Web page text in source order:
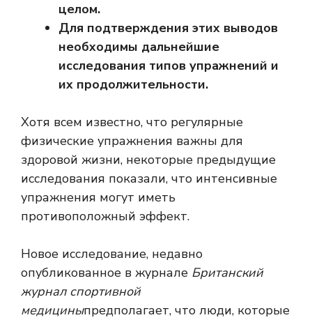
целом.
Для подтверждения этих выводов
необходимы дальнейшие
исследования типов упражнений и
их продолжительности.
Хотя всем известно, что регулярные
физические упражнения важны для
здоровой жизни, некоторые предыдущие
исследования показали, что интенсивные
упражнения могут иметь
противоположный эффект.
Новое исследование, недавно
опубликованное в журнале Британский
журнал спортивной
медициныпредполагает, что люди, которые